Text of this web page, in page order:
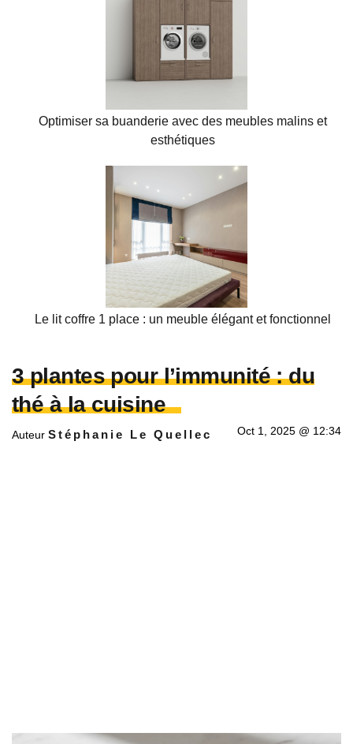
Optimiser sa buanderie avec des meubles malins et
esthétiques
Le lit coffre 1 place : un meuble élégant et fonctionnel
3 plantes pour l’immunité : du
thé à la cuisine
Auteur Stéphanie Le Quellec Oct 1, 2025 @ 12:34